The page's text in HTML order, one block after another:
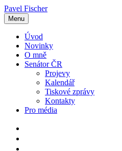
Pavel Fischer
Menu
Úvod
Novinky
O mně
Senátor ČR
Projevy
Kalendář
Tiskové zprávy
Kontakty
Pro média